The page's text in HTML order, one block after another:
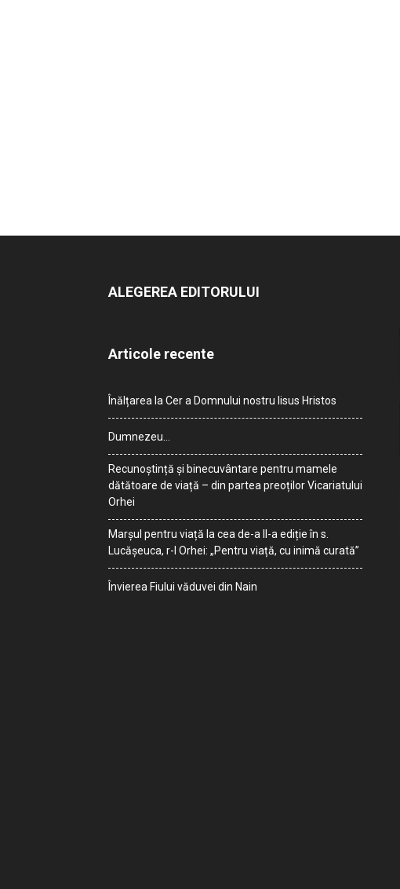
ALEGEREA EDITORULUI
Articole recente
Înălțarea la Cer a Domnului nostru Iisus Hristos
Dumnezeu…
Recunoștință și binecuvântare pentru mamele
dătătoare de viață – din partea preoților Vicariatului
Orhei
Marșul pentru viață la cea de-a II-a ediție în s.
Lucășeuca, r-l Orhei: „Pentru viață, cu inimă curată”
Învierea Fiului văduvei din Nain